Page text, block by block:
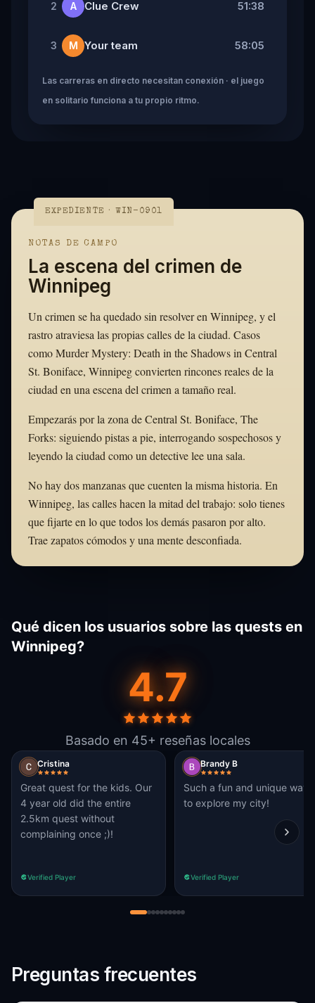
2 A Clue Crew 51:38
3 M Your team 58:05
Las carreras en directo necesitan conexión · el juego
en solitario funciona a tu propio ritmo.
EXPEDIENTE · WIN-0901
NOTAS DE CAMPO
La escena del crimen de
Winnipeg
Un crimen se ha quedado sin resolver en Winnipeg, y el
rastro atraviesa las propias calles de la ciudad. Casos
como Murder Mystery: Death in the Shadows in Central
St. Boniface, Winnipeg convierten rincones reales de la
ciudad en una escena del crimen a tamaño real.
Empezarás por la zona de Central St. Boniface, The
Forks: siguiendo pistas a pie, interrogando sospechosos y
leyendo la ciudad como un detective lee una sala.
No hay dos manzanas que cuenten la misma historia. En
Winnipeg, las calles hacen la mitad del trabajo: solo tienes
que fijarte en lo que todos los demás pasaron por alto.
Trae zapatos cómodos y una mente desconfiada.
Qué dicen los usuarios sobre las quests en
Winnipeg?
4.7
Basado en 45+ reseñas locales
Cristina
Great quest for the kids. Our
4 year old did the entire
2.5km quest without
complaining once ;)!
Verified Player
Brandy B
Such a fun and unique way
to explore my city!
Verified Player
Preguntas frecuentes